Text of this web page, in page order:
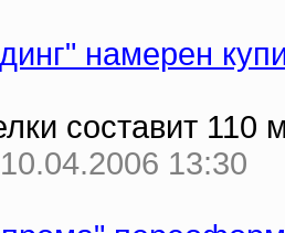
намерен
составит 110
13:30